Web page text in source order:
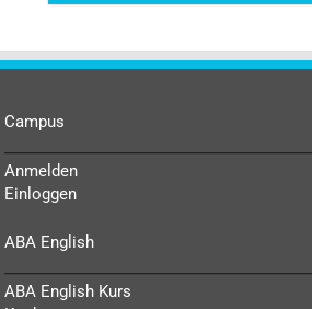
Campus
Anmelden
Einloggen
ABA English
ABA English Kurs